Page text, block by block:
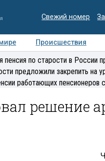
Свежий номер
Происшествия
Медиацентр
по старости в России
предложили закрепить на
работающих пенсионеров
решение